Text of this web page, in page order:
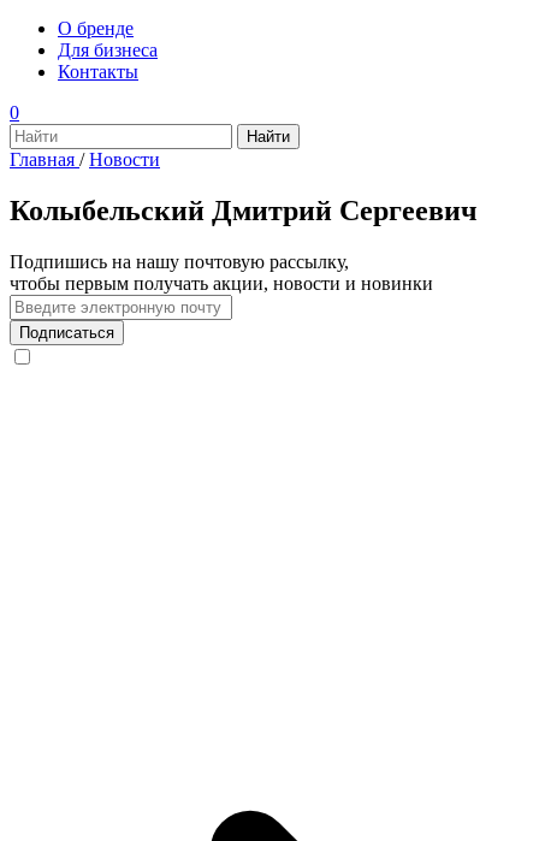
О бренде
Для бизнеса
Контакты
0
Главная / Новости
Колыбельский Дмитрий Сергеевич
Подпишись на нашу почтовую рассылку,
чтобы первым получать акции, новости и новинки
Подписаться